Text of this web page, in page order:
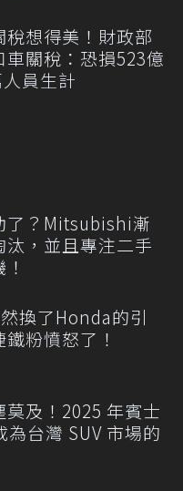
稅想得美！財政部
車關稅：恐損523億
員生計
了？Mitsubishi漸
汰，並且專注二手
換了Honda的引
粉憤怒了！
莫及！2025 年賓士
為台灣 SUV 市場的